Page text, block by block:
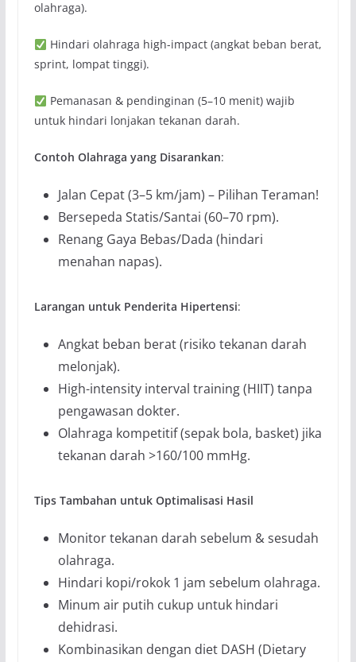
olahraga).
Hindari olahraga high-impact (angkat beban berat,
sprint, lompat tinggi).
Pemanasan & pendinginan (5–10 menit) wajib
untuk hindari lonjakan tekanan darah.
Contoh Olahraga yang Disarankan:
Jalan Cepat (3–5 km/jam) – Pilihan Teraman!
Bersepeda Statis/Santai (60–70 rpm).
Renang Gaya Bebas/Dada (hindari
menahan napas).
Larangan untuk Penderita Hipertensi:
Angkat beban berat (risiko tekanan darah
melonjak).
High-intensity interval training (HIIT) tanpa
pengawasan dokter.
Olahraga kompetitif (sepak bola, basket) jika
tekanan darah >160/100 mmHg.
Tips Tambahan untuk Optimalisasi Hasil
Monitor tekanan darah sebelum & sesudah
olahraga.
Hindari kopi/rokok 1 jam sebelum olahraga.
Minum air putih cukup untuk hindari
dehidrasi.
Kombinasikan dengan diet DASH (Dietary